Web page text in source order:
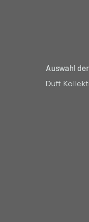
Auswahl
Duft